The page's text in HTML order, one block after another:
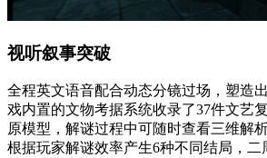
视听叙事突破
全程英文语音配合动态分镜过场，塑造
戏内置的文物考据系统收录了37件文艺
原模型，解谜过程中可随时查看三维解
根据玩家解谜效率产生6种不同结局，二